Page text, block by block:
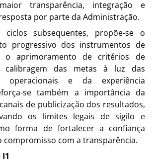
transparência, integração e
por parte da Administração.
ciclos subsequentes, propõe-se o
progressivo dos instrumentos de
o aprimoramento de critérios de
calibragem das metas à luz das
operacionais e da experiência
se também a importância da
de publicização dos resultados,
os limites legais de sigilo e
forma de fortalecer a confiança
compromisso com a transparência.
I1